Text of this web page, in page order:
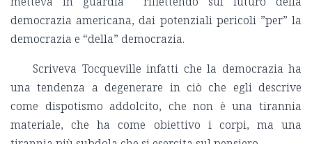
democrazia americana, dai potenziali pericoli ”per” la
democrazia e “della” democrazia.
Scriveva Tocqueville infatti che la democrazia ha
una tendenza a degenerare in ciò che egli descrive
come dispotismo addolcito, che non è una tirannia
materiale, che ha come obiettivo i corpi, ma una